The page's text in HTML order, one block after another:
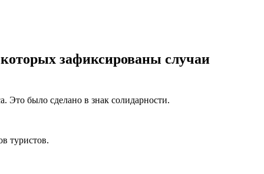
зафиксированы случаи
Это было сделано в знак солидарности.
туристов.